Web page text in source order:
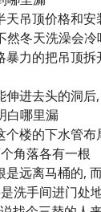
天吊顶价格和
然冬天洗澡会冷
暴力的把吊顶
伸进去头的洞后
白哪里漏
个楼的下水管
角落各有一根
是远离马桶的,
洗手间进门处